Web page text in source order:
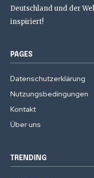
Deutschland und der
inspiriert!
PAGES
Datenschutzerklärung
Nutzungsbedingungen
Kontakt
Über uns
TRENDING